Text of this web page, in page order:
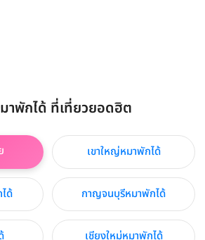
าพักได้ ที่เที่ยวยอดฮิต
เขาใหญ่หมาพักได้
ด้ กาญจนบุรีหมาพักได้
เชียงใหม่หมาพักได้